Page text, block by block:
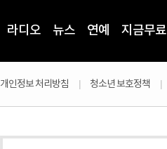
라디오 뉴스 연예 지금무료
개인정보 처리방침 청소년 보호정책